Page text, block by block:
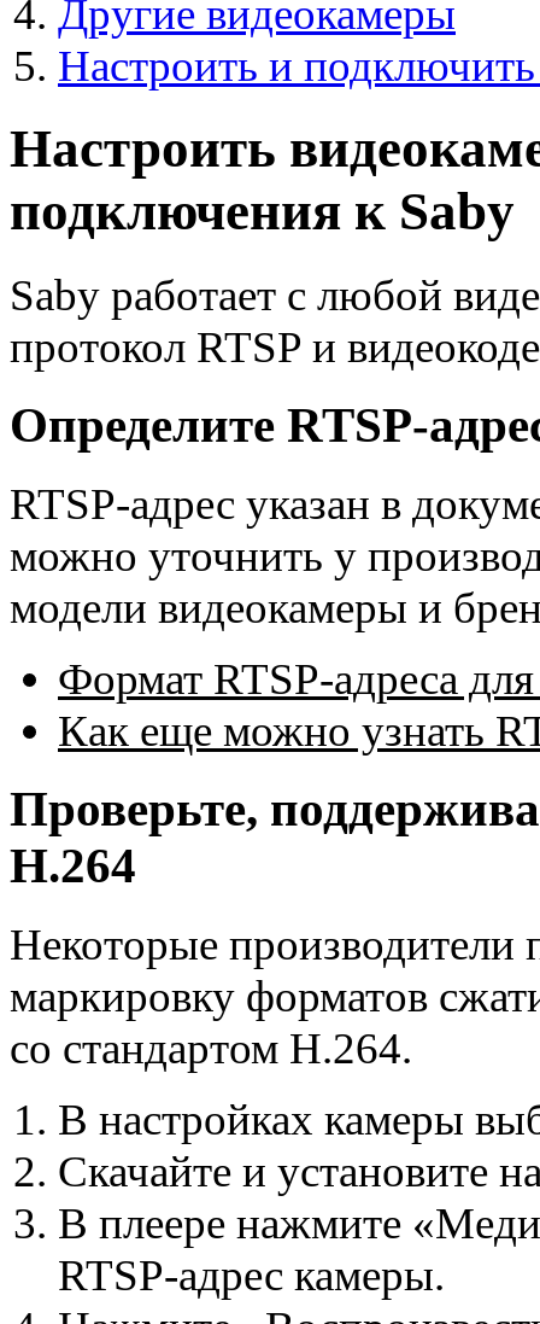
Другие видеокамеры
Настроить и
Настроить
подключения к Saby
Saby работает с любой
протокол RTSP и
Определите RTSP-
RTSP-адрес указан в
можно уточнить у
модели видеокамеры и
Формат RTSP-адреса
Как еще можно узнать
Проверьте,
H.264
Некоторые
маркировку форматов
со стандартом H.264.
В настройках камеры
Скачайте и установите
В плеере нажмите
RTSP-адрес камеры.